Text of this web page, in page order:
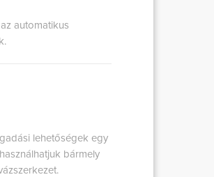
automatikus
lehetőségek egy
bármely